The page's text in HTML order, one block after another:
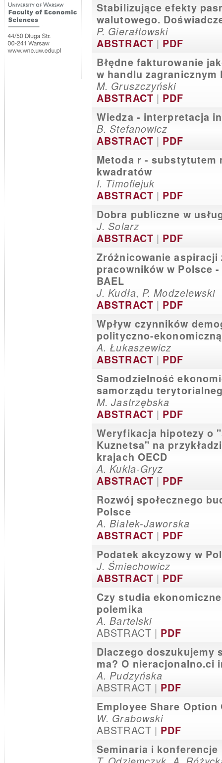
Stabilizujące efekty
walutowego.
P. Gierałtowski
ABSTRACT | PDF
Błędne fakturowanie
w handlu zagranicznym
M. Gruszczyński
ABSTRACT | PDF
Wiedza - interpretacja
B. Stefanowicz
ABSTRACT | PDF
Metoda r - substytutem
kwadratów
I. Timofiejuk
ABSTRACT | PDF
Dobra publiczne w
J. Solarz
ABSTRACT | PDF
Zróżnicowanie aspiracji
pracowników w Polsce
BAEL
J. Kudła, P. Modzelewski
ABSTRACT | PDF
Wpływ czynników
polityczno-
A. Łukaszewicz
ABSTRACT | PDF
Samodzielność
samorządu
M. Jastrzębska
ABSTRACT | PDF
Weryfikacja hipotezy o
Kuznetsa" na
krajach OECD
A. Kukla-Gryz
ABSTRACT | PDF
Rozwój społecznego
Polsce
A. Białek-Jaworska
ABSTRACT | PDF
Podatek akcyzowy w
J. Śmiechowicz
ABSTRACT | PDF
Czy studia
polemika
A. Bartelski
ABSTRACT | PDF
Dlaczego doszukujemy
ma? O nieracjonalno.ci
A. Pudzyńska
ABSTRACT | PDF
Employee Share
W. Grabowski
ABSTRACT | PDF
Seminaria i konferencje